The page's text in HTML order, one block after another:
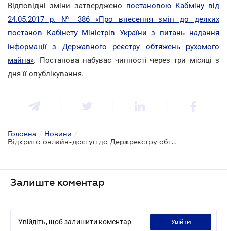
Відповідні зміни затверджено постановою Кабміну від
24.05.2017 р. № 386 «Про внесення змін до деяких
постанов Кабінету Міністрів України з питань надання
інформації з Державного реєстру обтяжень рухомого
майна». Постанова набуває чинності через три місяці з
дня її опублікування.
Головна / Новини /
Відкрито онлайн-доступ до Держреєстру обтяжень рухомого майна
Залиште коментар
Увійдіть, щоб залишити коментар увійти